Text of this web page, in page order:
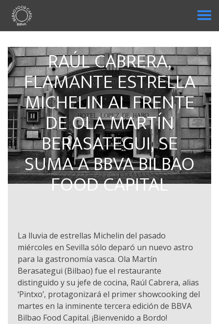
RAÚL CABRERA,
FLAMANTE ESTRELLA
MICHELIN AL FRENTE
DE OLA MARTÍN
BERASATEGUI, SE
SUMA A BBVA BILBAO
FOOD CAPITAL
La lluvia de estrellas Michelin del pasado
miércoles en Sevilla sólo deparó un nuevo astro
para la gastronomía vasca. Ola Martín
Berasategui (Bilbao) fue el restaurante
distinguido y su jefe de cocina, Raúl Cabrera, alias
‘Pintxo’, protagonizará el primer showcooking del
martes en la inminente tercera edición de BBVA
Bilbao Food Capital. ¡Bienvenido a Bordo!